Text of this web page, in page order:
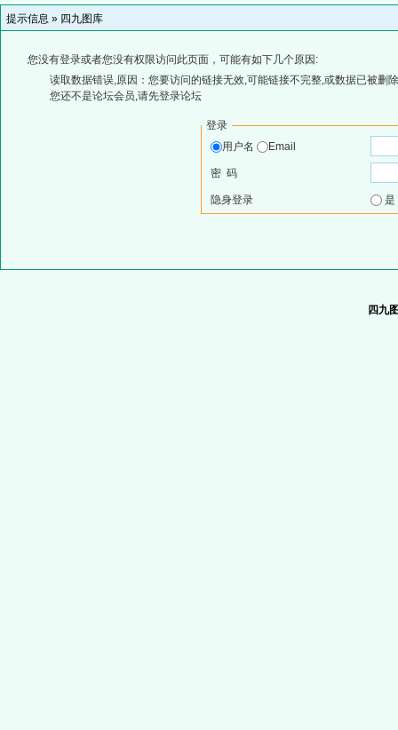
提示信息 » 四九图库
您没有登录或者您没有权限访问此页面，可能有如下几个原因:
读取数据错误,原因：您要访问的链接无效,可能链接不完整,或数据已被删
您还不是论坛会员,请先登录论坛
登录
用户名
Email
密 码
隐身登录
四九